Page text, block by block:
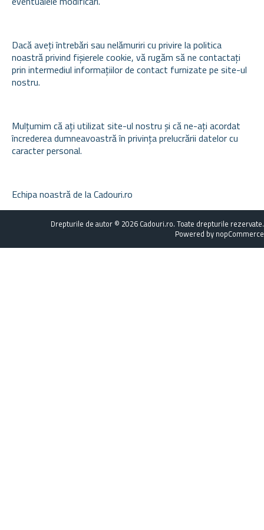
Dacă aveți întrebări sau nelămuriri cu privire la politica
noastră privind fișierele cookie, vă rugăm să ne contactați
prin intermediul informațiilor de contact furnizate pe site-ul
nostru.
Mulțumim că ați utilizat site-ul nostru și că ne-ați acordat
încrederea dumneavoastră în privința prelucrării datelor cu
caracter personal.
Echipa noastră de la Cadouri.ro
Drepturile de autor © 2026 Cadouri.ro. Toate drepturile rezervate.
Powered by nopCommerce